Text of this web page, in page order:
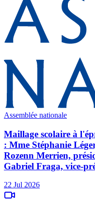
Assemblée nationale
Maillage scolaire à
: Mme Stéphanie
Rozenn Merrien,
Gabriel Fraga, vice-
22 Jul 2026